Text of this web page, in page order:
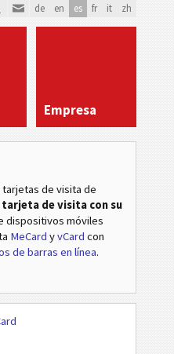
de en es fr it zh
Empresa
de visita de
tarjeta de visita con su
dispositivos móviles
MeCard yvCard con
de barras en línea.